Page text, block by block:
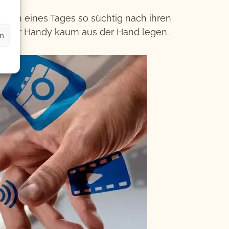
eines Tages so süchtig nach ihren
ihr Handy kaum aus der Hand legen.